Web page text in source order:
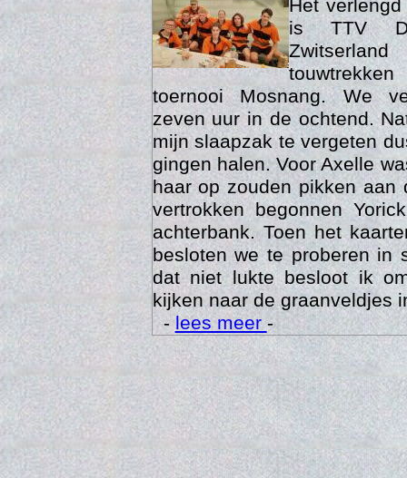
04/06/25 - Berkes in Mosnang
Het
is TTV
toernooi Mosnang. We
zeven uur in de ochtend.
mijn slaapzak te vergeten
gingen halen. Voor Axelle
haar op zouden pikken aan
vertrokken begonnen
achterbank. Toen het
besloten we te proberen in
dat niet lukte besloot ik
kijken naar de graanveldjes
-lees meer-